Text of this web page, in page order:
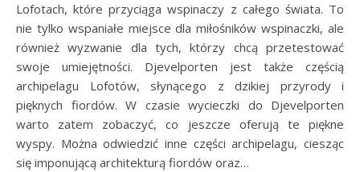
Lofotach, które przyciąga wspinaczy z całego świata. To
nie tylko wspaniałe miejsce dla miłośników wspinaczki, ale
również wyzwanie dla tych, którzy chcą przetestować
swoje umiejętności. Djevelporten jest także częścią
archipelagu Lofotów, słynącego z dzikiej przyrody i
pięknych fiordów. W czasie wycieczki do Djevelporten
warto zatem zobaczyć, co jeszcze oferują te piękne
wyspy. Można odwiedzić inne części archipelagu, ciesząc
się imponującą architekturą fiordów oraz…